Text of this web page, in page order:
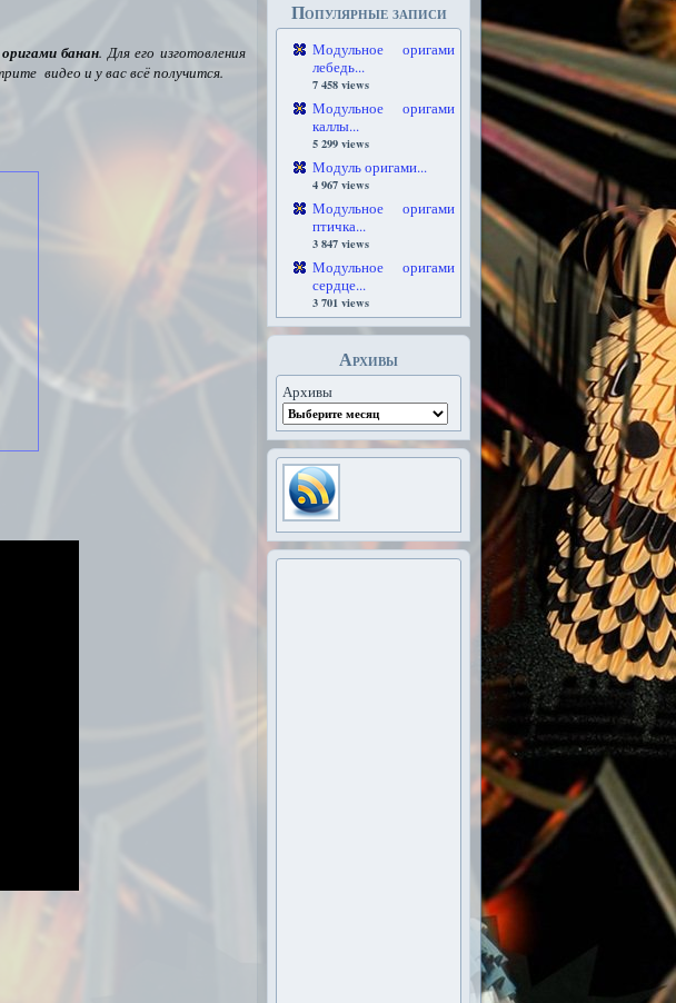
оригами банан.Для его изготовления
видео и у вас всё получится.
Популярные записи
Модульное оригами
лебедь...
7 458 views
Модульное оригами
каллы...
5 299 views
Модуль оригами...
4 967 views
Модульное оригами
птичка...
3 847 views
Модульное оригами
сердце...
3 701 views
Архивы
Архивы